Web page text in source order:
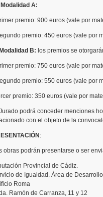
A:
premio: 900 euros (vale por
premio: 450 euros (vale por
B: los premios se
premio: 750 euros (vale por
premio: 550 euros (vale por
premio: 350 euros (vale por
podrá conceder menciones
con el objeto de la
:
obras podrán presentarse o ser
Provincial de Cádiz.
de Igualdad. Área de
Roma
Ramón de Carranza, 11 y 12